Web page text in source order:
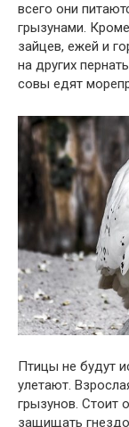
всего они
грызунами.
зайцев, ежей и
на других
совы едят
Птицы не будут
улетают.
грызунов. Стоит
защищать